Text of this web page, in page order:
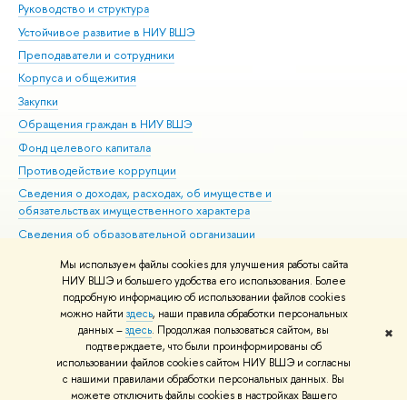
Мы используем файлы cookies для улучшения работы сайта
НИУ ВШЭ и большего удобства его использования. Более
подробную информацию об использовании файлов cookies
можно найти здесь, наши правила обработки персональных
данных –здесь. Продолжая пользоваться сайтом, вы
подтверждаете, что были проинформированы об
использовании файлов cookies сайтом НИУ ВШЭ и согласны
с нашими правилами обработки персональных данных. Вы
можете отключить файлы cookies в настройках Вашего
✖
Руководство и структура
Устойчивое развитие в НИУ ВШЭ
Преподаватели и сотрудники
Корпуса и общежития
Закупки
Обращения граждан в НИУ ВШЭ
Фонд целевого капитала
Противодействие коррупции
Сведения о доходах, расходах, об имуществе и
обязательствах имущественного характера
Сведения об образовательной организации
Людям с ограниченными возможностями здоровья
Единая платежная страница
Работа в Вышке
© НИУ ВШЭ 1993–2026 Адреса и контакты Условия использования
материалов Политика конфиденциальности Карта сайта